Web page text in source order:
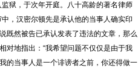
狱，于次年开庭。八十高龄的著名律师
，汉密尔顿先是承认他的当事人确实印
既然被告已承认发表了违法的文章，那么
对地指出：“我希望问题不仅仅是由于我
的当事人是一个诽谤者之前，你还得做一